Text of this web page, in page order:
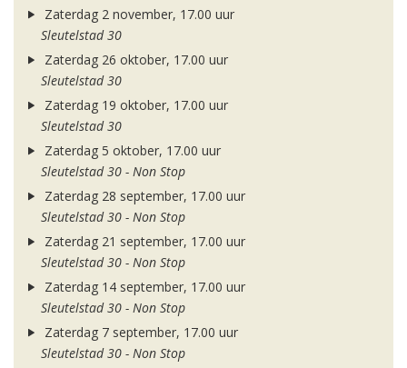
Zaterdag 2 november, 17.00 uur
Sleutelstad 30
Zaterdag 26 oktober, 17.00 uur
Sleutelstad 30
Zaterdag 19 oktober, 17.00 uur
Sleutelstad 30
Zaterdag 5 oktober, 17.00 uur
Sleutelstad 30 - Non Stop
Zaterdag 28 september, 17.00 uur
Sleutelstad 30 - Non Stop
Zaterdag 21 september, 17.00 uur
Sleutelstad 30 - Non Stop
Zaterdag 14 september, 17.00 uur
Sleutelstad 30 - Non Stop
Zaterdag 7 september, 17.00 uur
Sleutelstad 30 - Non Stop